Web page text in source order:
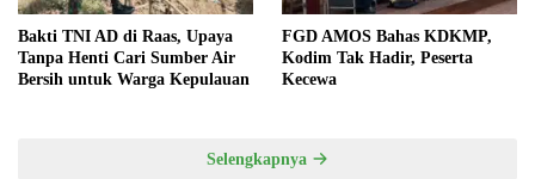
Bakti TNI AD di Raas, Upaya
Tanpa Henti Cari Sumber Air
Bersih untuk Warga Kepulauan
FGD AMOS Bahas KDKMP,
Kodim Tak Hadir, Peserta
Kecewa
Selengkapnya